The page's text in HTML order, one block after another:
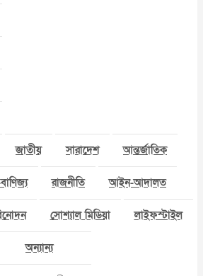
জাতীয় সারাদেশ আন্তর্জাতিক
রাজনীতি আইন-আদালত
সোশ্যাল মিডিয়া লাইফস্টাইল
অন্যান্য